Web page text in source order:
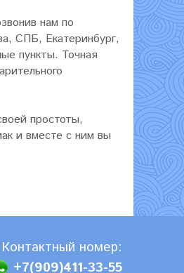
нам по
СПБ, Екатеринбург,
пункты. Точная
простоты,
и вместе с ним вы
Контактный номер:
+7(909)411-33-55